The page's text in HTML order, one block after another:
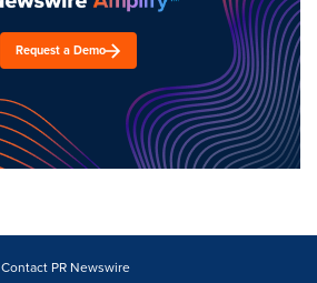
Request a Demo
Contact PR Newswire